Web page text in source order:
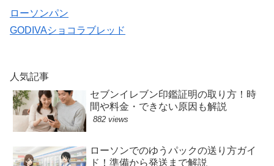
ローソンパン
GODIVAショコラブレッド
人気記事
セブンイレブン印鑑証明の取り方！時
間や料金・できない原因も解説
882 views
ローソンでのゆうパックの送り方ガイ
ド！準備から発送まで解説